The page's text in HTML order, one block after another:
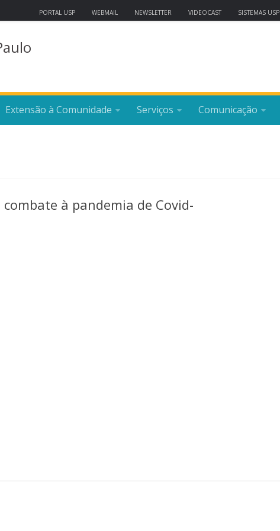
PORTAL USP WEBMAIL NEWSLETTER VIDEOCAST SISTEMAS USP
Extensão à Comunidade Serviços Comunicação
à pandemia de Covid-